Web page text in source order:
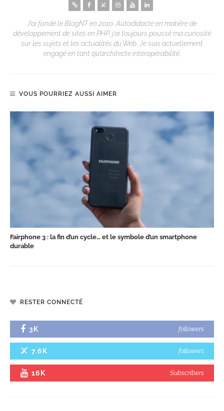
J’ai fondé le BlogNT en 2010. Autodidacte en matière de
développement de sites en PHP, j’ai toujours poussé ma curiosité
sur les sujets et les actualités du Web. Je suis actuellement
engagé en tant qu’architecte interopérabilité.
VOUS POURRIEZ AUSSI AIMER
Fairphone 3 : la fin d’un cycle… et le symbole d’un smartphone
durable
RESTER CONNECTÉ
3K followers
7.6K followers
16K Subscribers